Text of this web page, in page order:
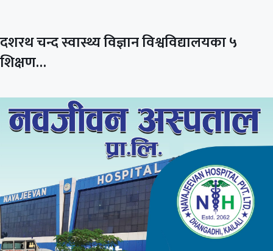
दशरथ चन्द स्वास्थ्य विज्ञान विश्वविद्यालयका ५
शिक्षण…